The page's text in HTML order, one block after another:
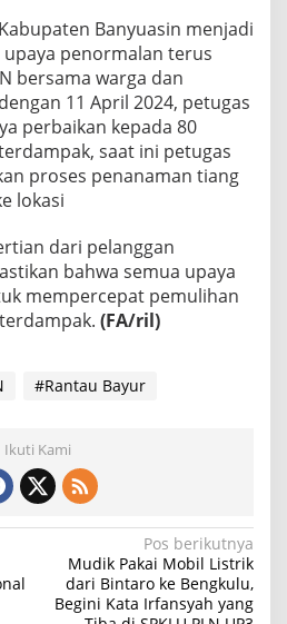
Banyuasin menjadi
penormalan terus
bersama warga dan
11 April 2024, petugas
perbaikan kepada 80
saat ini petugas
proses penanaman tiang
lokasi
dari pelanggan
bahwa semua upaya
mempercepat pemulihan
(FA/ril)
#Rantau Bayur
Ikuti Kami
Pos berikutnya
Mudik Pakai Mobil Listrik
dari Bintaro ke Bengkulu,
Begini Kata Irfansyah yang